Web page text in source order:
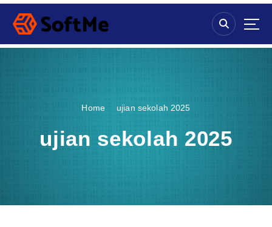
S
p
Home ujian sekolah 2025
ujian sekolah 2025